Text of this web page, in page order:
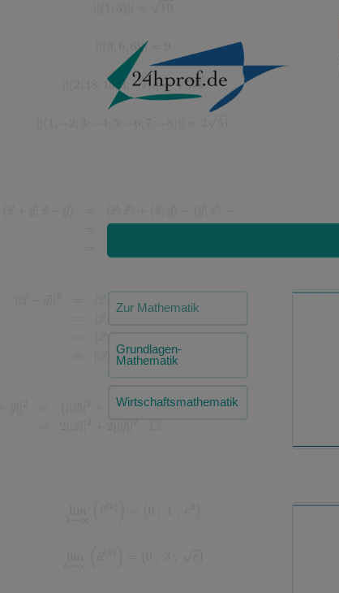
Zur Mathematik
Grundlagen-
Mathematik
Wirtschaftsmathematik